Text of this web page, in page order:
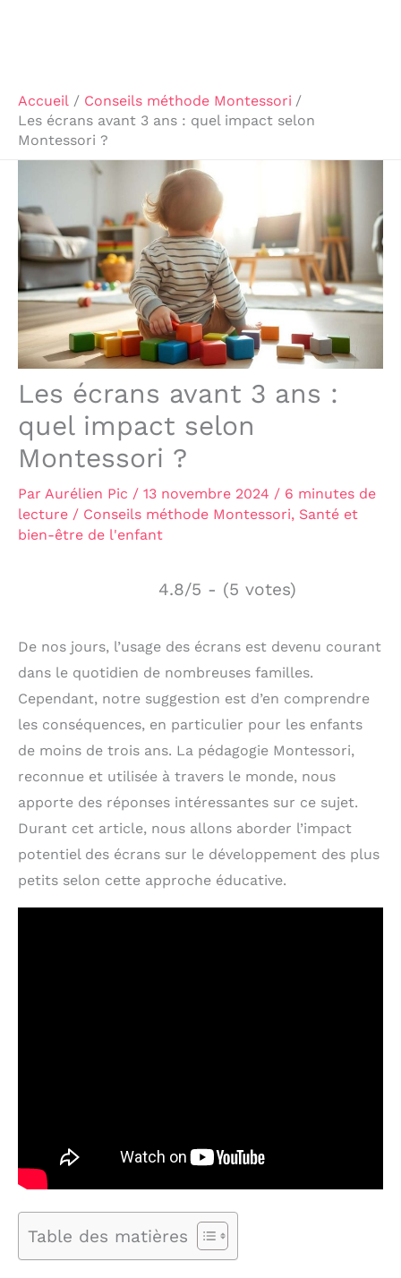
Accueil
Conseils méthode Montessori
Les écrans avant 3 ans : quel impact selon
Montessori ?
Les écrans avant 3 ans :
quel impact selon
Montessori ?
Par Aurélien Pic / 13 novembre 2024 / 6 minutes de
lecture / Conseils méthode Montessori, Santé et
bien-être de l'enfant
4.8/5 - (5 votes)
De nos jours, l’usage des écrans est devenu courant
dans le quotidien de nombreuses familles.
Cependant, notre suggestion est d’en comprendre
les conséquences, en particulier pour les enfants
de moins de trois ans. La pédagogie Montessori,
reconnue et utilisée à travers le monde, nous
apporte des réponses intéressantes sur ce sujet.
Durant cet article, nous allons aborder l’impact
potentiel des écrans sur le développement des plus
petits selon cette approche éducative.
Table des matières